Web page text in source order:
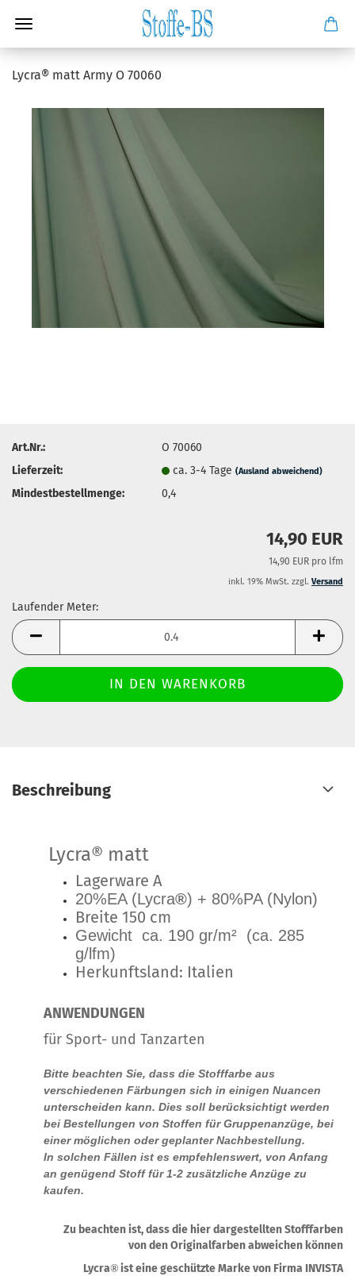
Lycra® matt Army O 70060
Art.Nr.:
O 70060
Lieferzeit:
ca. 3-4 Tage(Ausland abweichend)
Mindestbestellmenge: 0,4
14,90 EUR
14,90 EUR pro lfm
inkl. 19% MwSt. zzgl. Versand
Laufender Meter:
Laufender
Meter
Beschreibung
Lycra® matt
Lagerware A
20%EA (Lycra®) + 80%PA (Nylon)
Breite 150 cm
Gewicht ca. 190 gr/m² (ca. 285
g/lfm)
Herkunftsland: Italien
ANWENDUNGEN
für Sport- und Tanzarten
Bitte beachten Sie, dass die Stofffarbe aus
verschiedenen Färbungen sich in einigen Nuancen
unterscheiden kann. Dies soll berücksichtigt werden
bei Bestellungen von Stoffen für Gruppenanzüge, bei
einer möglichen oder geplanter Nachbestellung.
In solchen Fällen ist es empfehlenswert, von Anfang
an genügend Stoff für 1-2 zusätzliche Anzüge zu
kaufen.
Zu beachten ist, dass die hier dargestellten Stofffarben
von den Originalfarben abweichen können
Lycra® ist eine geschützte Marke von Firma INVISTA